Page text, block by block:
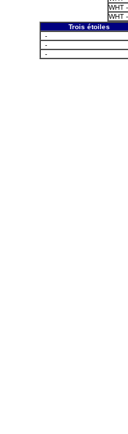
WHT
WHT
Trois étoiles
-
-
-